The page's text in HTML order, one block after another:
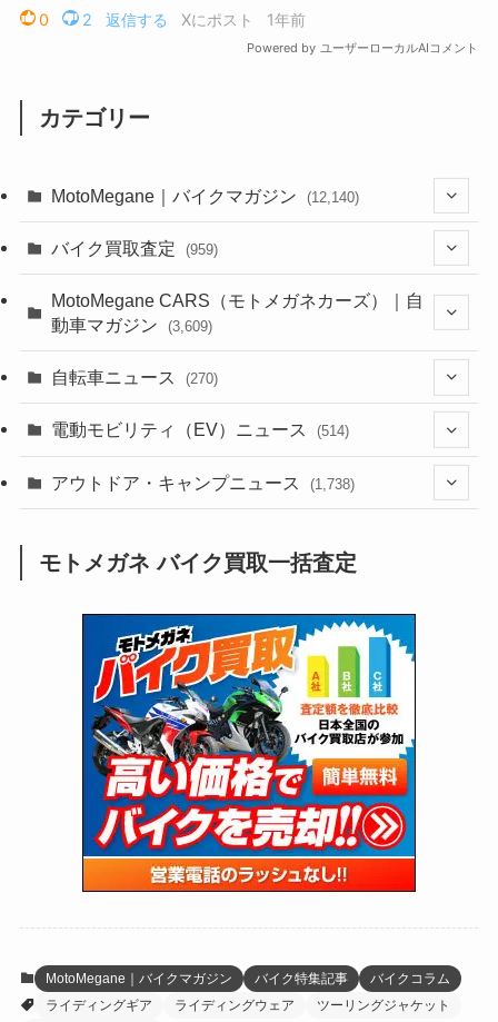
カテゴリー
MotoMegane｜バイクマガジン (12,140)
(44)
(639)
(118)
(60)
(31)
(51)
(34)
(5)
(12)
(64)
(109)
(252)
(38)
(24)
(16)
(25)
(24)
(47)
(15)
(5)
(249)
(64)
(16)
(62)
(4)
(6)
(17)
(5)
(27)
(306)
(6,958)
(2,474)
(249)
(1,226)
(12)
(131)
(38)
(131)
(167)
(85)
(21)
(61)
(171)
(98)
(13)
(60)
(274)
(171)
(38)
(47)
(59)
(41)
(66)
(16)
(141)
(255)
(204)
(1,143)
(166)
(23)
(33)
(34)
(35)
(41)
(415)
(16)
バイク買取査定 (959)
(352)
MotoMegane CARS（モトメガネカーズ）｜自
動車マガジン
(3,609)
(187)
(137)
(75)
(2,744)
(126)
(170)
自転車ニュース (270)
(54)
(211)
電動モビリティ（EV）ニュース (514)
(132)
(171)
(118)
(27)
アウトドア・キャンプニュース (1,738)
(1,605)
(147)
(13)
(19)
(12)
(16)
(4)
モトメガネ バイク買取一括査定
MotoMegane｜バイクマガジン バイク特集記事
バイクコラム
ライディングギア
ライディングウェア
ツーリングジャケット